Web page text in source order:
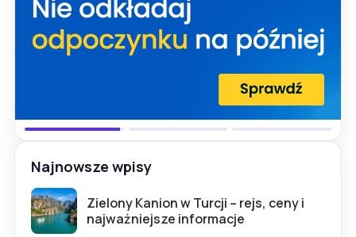
Najnowsze wpisy
Zielony Kanion w Turcji – rejs, ceny i
najważniejsze informacje